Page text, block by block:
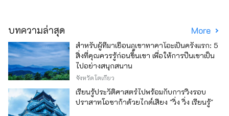
บทความล่าสุด More
สำหรับผู้ที่มาเยือนภูเขาทาคาโอะเป็นครั้งแรก: 5
สิ่งที่คุณควรรู้ก่อนขึ้นเขา เพื่อให้การปีนเขาเป็น
ไปอย่างสนุกสนาน
จังหวัดโตเกียว
เรียนรู้ประวัติศาสตร์ไปพร้อมกับการวิ่งรอบ
ปราสาทโอซาก้าด้วยไกด์เสียง "วิ่ง วิ่ง เรียนรู้"